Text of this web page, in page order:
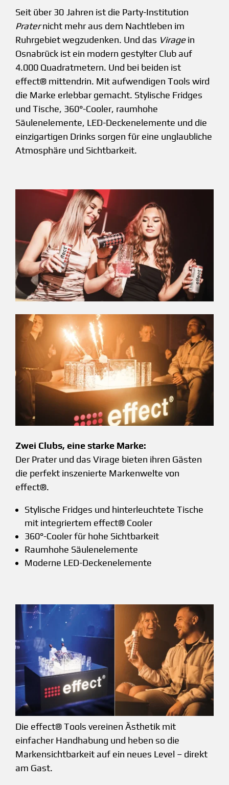
Seit über 30 Jahren ist die Party-­Institution
Praternicht mehr aus dem Nachtleben im
Ruhrgebiet weg­zudenken. Und das Viragein
Osnabrück ist ein modern gestylter Club auf
4.000 Quadratmetern. Und bei beiden ist
effect® mittendrin. Mit aufwendigen Tools wird
die Marke erlebbar gemacht. Stylische Fridges
und Tische, 360°-Cooler, raumhohe
Säulenelemente, LED-Deckenelemente und die
einzigartigen Drinks sorgen für eine unglaubliche
­Atmosphäre und Sichtbarkeit.
Zwei Clubs, eine starke Marke:
Der Prater und das Virage ­bieten ihren Gästen
die ­perfekt inszenierte Marken­welte von
effect®.
Stylische Fridges und ­hinterleuchtete Tische
mit integriertem effect® Cooler
360°-Cooler für hohe Sichtbarkeit
Raumhohe Säulenelemente
Moderne LED-Deckenelemente
Die effect® Tools vereinen Ästhetik mit
einfacher Handhabung und heben so die
Markensichtbarkeit auf ein neues Level – direkt
am Gast.